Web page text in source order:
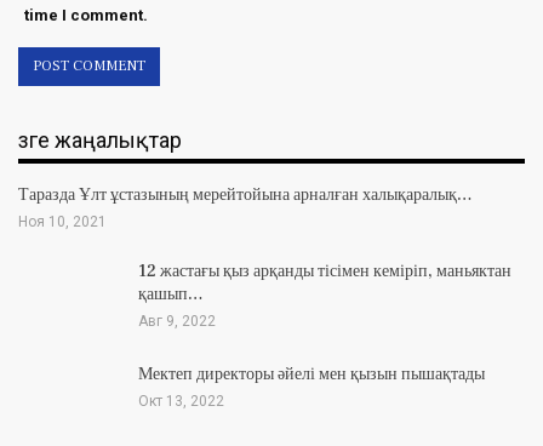
time I comment.
Өзге жаңалықтар
Таразда Ұлт ұстазының мерейтойына арналған халықаралық…
Ноя 10, 2021
12 жастағы қыз арқанды тісімен кеміріп, маньяктан
қашып…
Авг 9, 2022
Мектеп директоры әйелі мен қызын пышақтады
Окт 13, 2022